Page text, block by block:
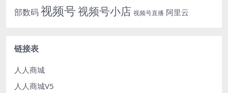
部数码视频号视频号小店 视频号直播 阿里云
链接表
人人商城
人人商城V5